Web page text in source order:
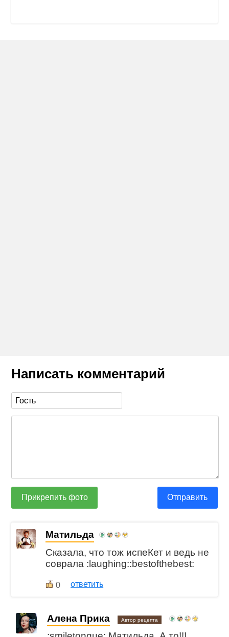
Написать комментарий
Прикрепить фото Отправить
Матильда
Сказала, что тож испеКет и ведь не
соврала :laughing::bestofthebest:
0 ответить
Алена Прика Автор рецепта